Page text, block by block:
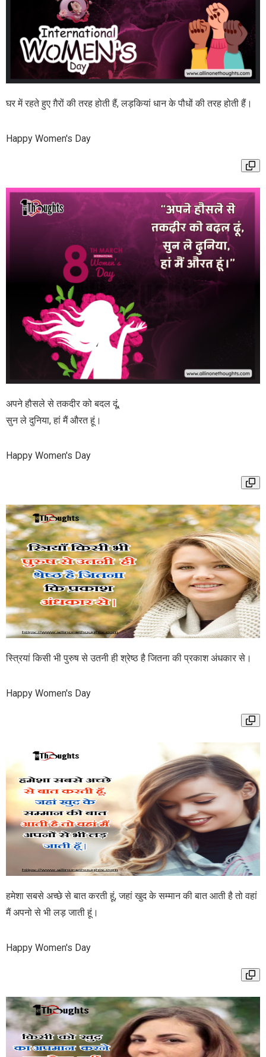
घर में रहते हुए ग़ैरों की तरह होती हैं, लड़कियां धान के पौधों की तरह होती हैं।
Happy Women's Day
अपने हौसले से तकदीर को बदल दूं,
सुन ले दुनिया, हां मैं औरत हूं।
Happy Women's Day
स्त्रियां किसी भी पुरुष से उतनी ही श्रेष्ठ है जितना की प्रकाश अंधकार से।
Happy Women's Day
हमेशा सबसे अच्छे से बात करती हूं, जहां खुद के सम्मान की बात आती है तो वहां
मैं अपनो से भी लड़ जाती हूं।
Happy Women's Day